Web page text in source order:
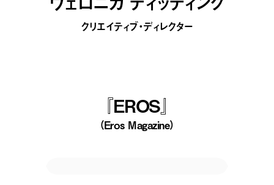
クリエイティブ・ディレクター
『EROS』
（Eros Magazine）